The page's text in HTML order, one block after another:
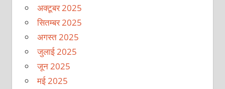
अक्टूबर 2025
सितम्बर 2025
अगस्त 2025
जुलाई 2025
जून 2025
मई 2025